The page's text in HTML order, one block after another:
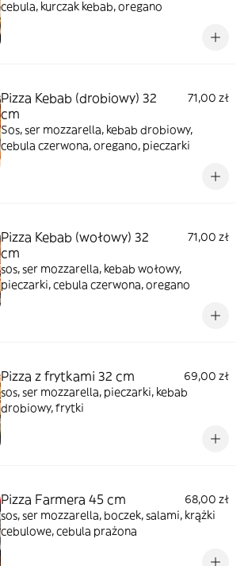
cebula, kurczak kebab, oregano
Pizza Kebab (drobiowy) 32
cm
71,00 zł
Sos, ser mozzarella, kebab drobiowy,
cebula czerwona, oregano, pieczarki
Pizza Kebab (wołowy) 32
cm
71,00 zł
sos, ser mozzarella, kebab wołowy,
pieczarki, cebula czerwona, oregano
Pizza z frytkami 32 cm
69,00 zł
sos, ser mozzarella, pieczarki, kebab
drobiowy, frytki
Pizza Farmera 45 cm
68,00 zł
sos, ser mozzarella, boczek, salami, krążki
cebulowe, cebula prażona